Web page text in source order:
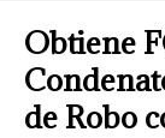
Obtiene
de Robo